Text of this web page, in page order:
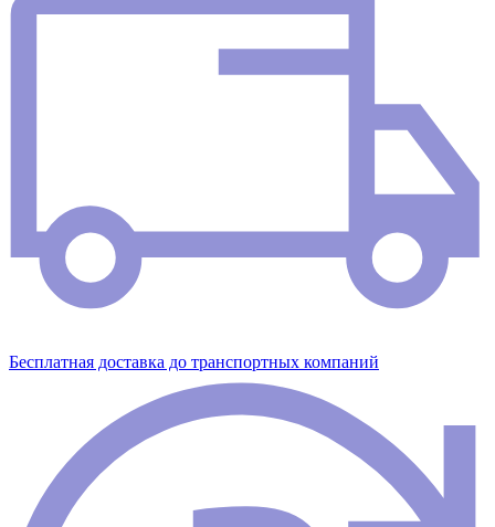
Бесплатная доставка до транспортных компаний